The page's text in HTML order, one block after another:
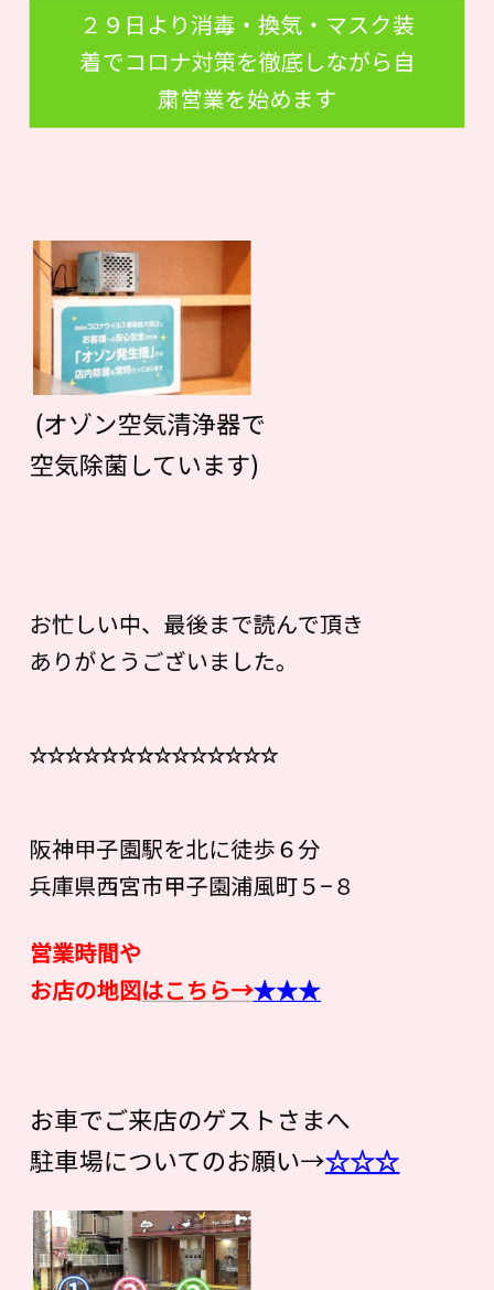
２９日より消毒・換気・マスク装
着でコロナ対策を徹底しながら自
粛営業を始めます
(オゾン空気清浄器で
空気除菌しています)
お忙しい中、最後まで読んで頂き
ありがとうございました。
☆☆☆☆☆☆☆☆☆☆☆☆☆☆
阪神甲子園駅を北に徒歩６分
兵庫県西宮市甲子園浦風町５−８
営業時間や
お店の地図はこちら→★★★
お車でご来店のゲストさまへ
駐車場についてのお願い→☆☆☆